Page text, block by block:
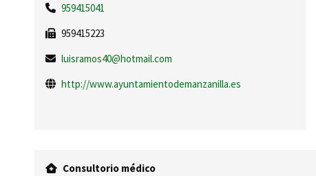
959415041
959415223
luisramos40@hotmail.com
http://www.ayuntamientodemanzanilla.es
Consultorio médico